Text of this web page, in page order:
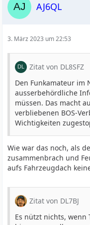
AJ6QL
3. März 2023 um 22:53
Zitat von DL8SFZ
Den Funkamateur im
ausserbehördliche
müssen. Das macht
verbliebenen BOS-
Wichtigkeiten
Wie war das noch, als
zusammenbrach und
aufs Fahrzeugdach
Zitat von DL7BJ
Es nützt nichts, wenn